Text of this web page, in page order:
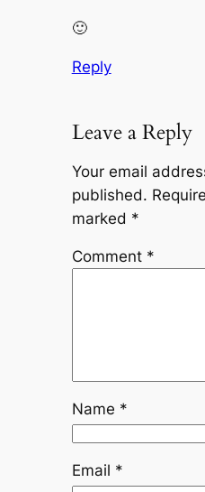
🙂
Reply
Leave a Reply
Your email
published.
marked *
Comment *
Name *
Email *